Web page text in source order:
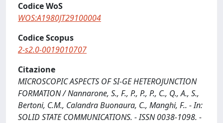
Codice WoS
WOS:A1980JT29100004
Codice Scopus
2-s2.0-0019010707
Citazione
MICROSCOPIC ASPECTS OF SI-GE HETEROJUNCTION
FORMATION / Nannarone, S., F., P., P., P., C., Q., A., S.,
Bertoni, C.M., Calandra Buonaura, C., Manghi, F.. - In:
SOLID STATE COMMUNICATIONS. - ISSN 0038-1098. -